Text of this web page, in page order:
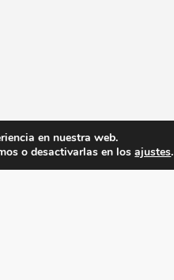
en nuestra web.
o desactivarlas en losajustes.